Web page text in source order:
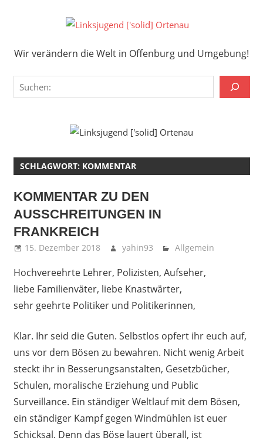
Wir verändern die Welt in Offenburg und Umgebung!
SCHLAGWORT: KOMMENTAR
KOMMENTAR ZU DEN
AUSSCHREITUNGEN IN
FRANKREICH
15. Dezember 2018 yahin93 Allgemein
Hochvereehrte Lehrer, Polizisten, Aufseher,
liebe Familienväter, liebe Knastwärter,
sehr geehrte Politiker und Politikerinnen,
Klar. Ihr seid die Guten. Selbstlos opfert ihr euch auf,
uns vor dem Bösen zu bewahren. Nicht wenig Arbeit
steckt ihr in Besserungsanstalten, Gesetzbücher,
Schulen, moralische Erziehung und Public
Surveillance. Ein ständiger Weltlauf mit dem Bösen,
ein ständiger Kampf gegen Windmühlen ist euer
Schicksal. Denn das Böse lauert überall, ist